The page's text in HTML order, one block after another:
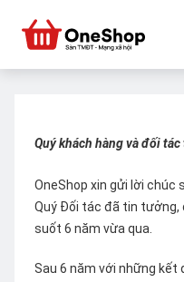
Quý khách hàng và đối tác
OneShop xin gửi lời chúc
Quý Đối tác đã tin tưởng,
suốt 6 năm vừa qua.
Sau 6 năm với những